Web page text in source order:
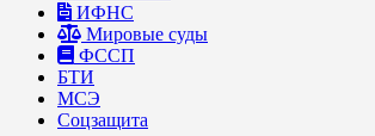
ИФНС
Мировые суды
ФССП
БТИ
МСЭ
Соцзащита